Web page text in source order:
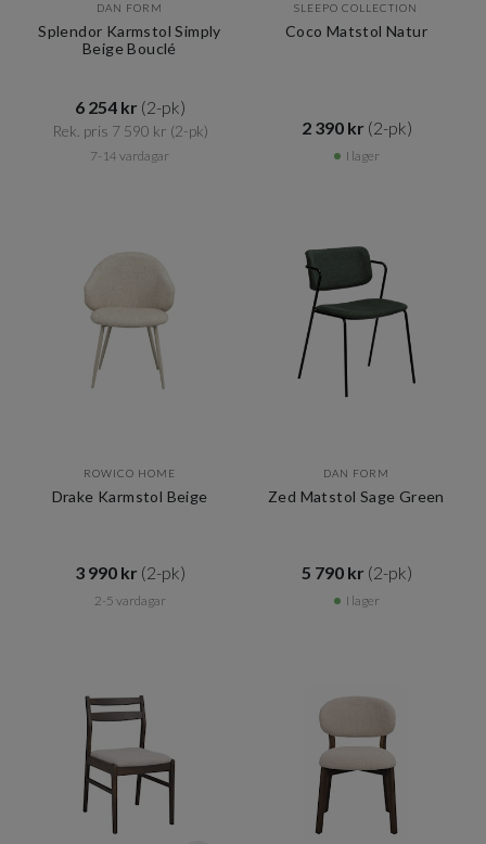
DAN FORM
Splendor Karmstol Simply
Beige Bouclé
6 254 kr​​ (2-pk)
Rek. pris 7 590 kr​​ (2-pk)
7-14 vardagar
SLEEPO COLLECTION
Coco Matstol Natur
2 390 kr​​ (2-pk)
I lager
ROWICO HOME
Drake Karmstol Beige
3 990 kr​​ (2-pk)
2-5 vardagar
DAN FORM
Zed Matstol Sage Green
5 790 kr​​ (2-pk)
I lager